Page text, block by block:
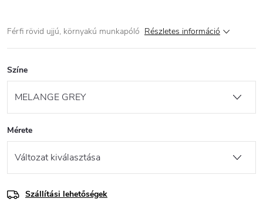
Férfi rövid ujjú, környakú munkapóló Részletes információ
Színe
Mérete
Szállítási lehetőségek